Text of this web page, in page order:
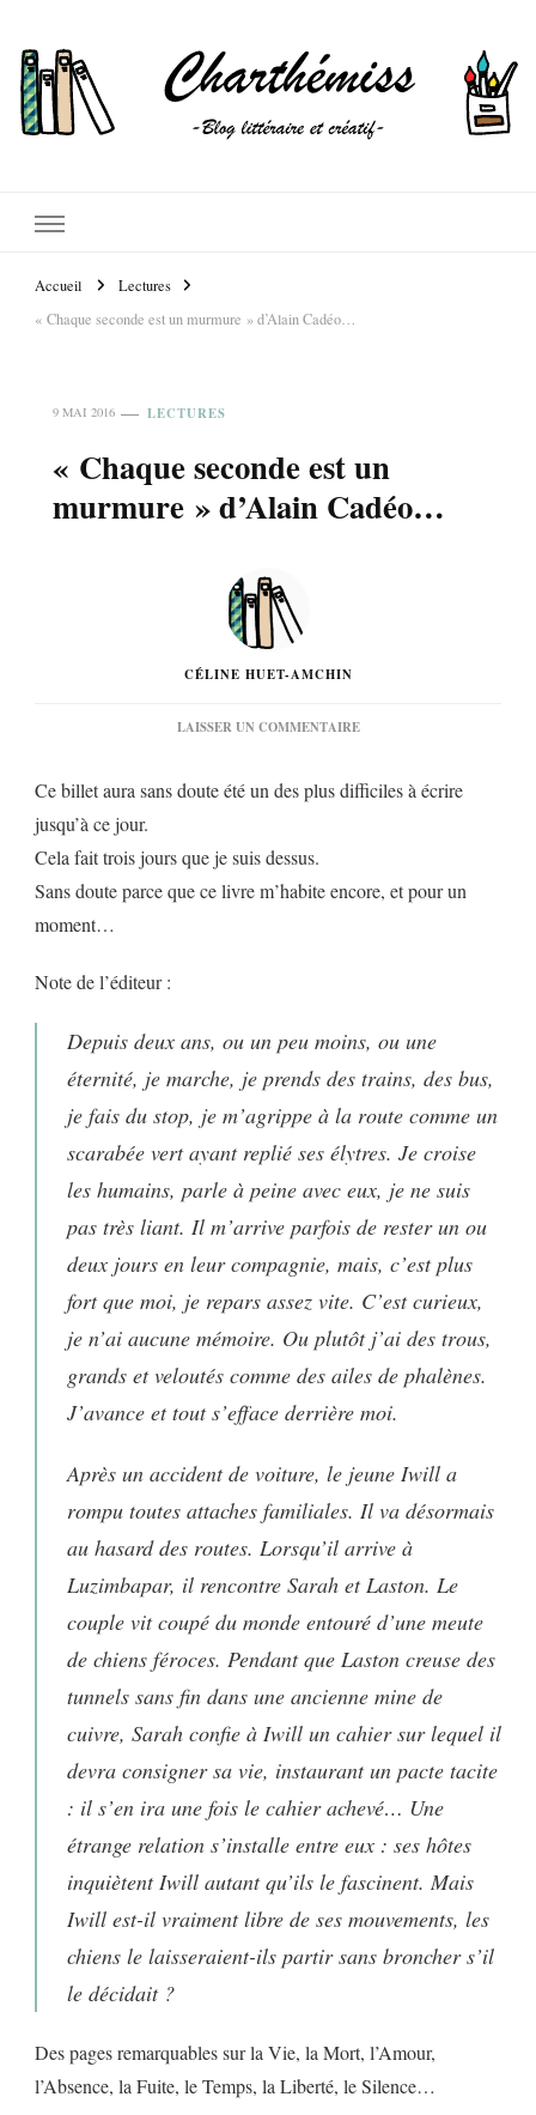
Accueil
Lectures
« Chaque seconde est un murmure » d’Alain Cadéo…
9 MAI 2016 LECTURES
« Chaque seconde est un
murmure » d’Alain Cadéo…
CÉLINE HUET-AMCHIN
LAISSER UN COMMENTAIRESUR
EST
Ce billet aura sans doute été un des plus difficiles à écrire
jusqu’à ce jour.
Cela fait trois jours que je suis dessus.
Sans doute parce que ce livre m’habite encore, et pour un
moment…
Note de l’éditeur :
Depuis deux ans, ou un peu moins, ou une
éternité, je marche, je prends des trains, des bus,
je fais du stop, je m’agrippe à la route comme un
scarabée vert ayant replié ses élytres. Je croise
les humains, parle à peine avec eux, je ne suis
pas très liant. Il m’arrive parfois de rester un ou
deux jours en leur compagnie, mais, c’est plus
fort que moi, je repars assez vite. C’est curieux,
je n’ai aucune mémoire. Ou plutôt j’ai des trous,
grands et veloutés comme des ailes de phalènes.
J’avance et tout s’efface derrière moi.
Après un accident de voiture, le jeune Iwill a
rompu toutes attaches familiales. Il va désormais
au hasard des routes. Lorsqu’il arrive à
Luzimbapar, il rencontre Sarah et Laston. Le
couple vit coupé du monde entouré d’une meute
de chiens féroces. Pendant que Laston creuse des
tunnels sans fin dans une ancienne mine de
cuivre, Sarah confie à Iwill un cahier sur lequel il
devra consigner sa vie, instaurant un pacte tacite
: il s’en ira une fois le cahier achevé… Une
étrange relation s’installe entre eux : ses hôtes
inquiètent Iwill autant qu’ils le fascinent. Mais
Iwill est-il vraiment libre de ses mouvements, les
chiens le laisseraient-ils partir sans broncher s’il
le décidait ?
Des pages remarquables sur la Vie, la Mort, l’Amour,
l’Absence, la Fuite, le Temps, la Liberté, le Silence…